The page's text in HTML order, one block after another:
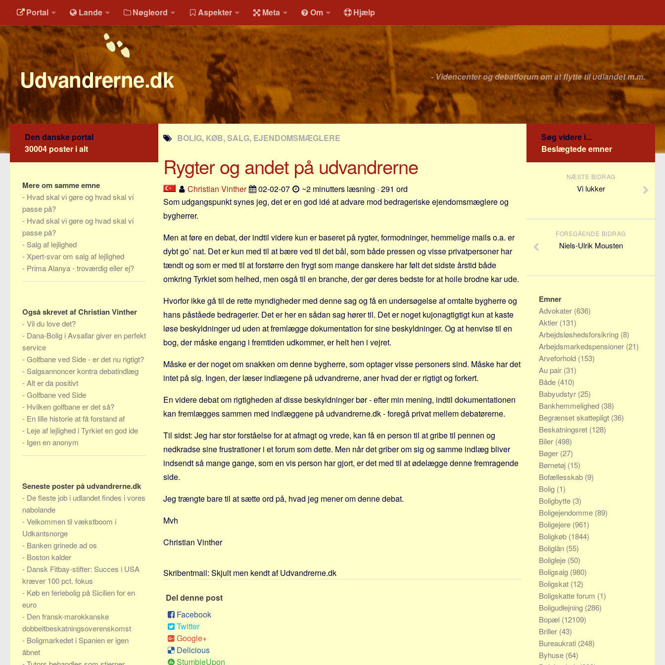
Portal Lande Nøgleord Aspekter Meta Om Hjælp
Udvandrerne.dk - Videncenter og debatforum om at flytte til udlandet m.m.
BOLIG, KØB, SALG, EJENDOMSMÆGLERE
Rygter og andet på udvandrerne
Christian Vinther 02-02-07
~2 minutters læsning · 291 ord
Som udgangspunkt synes jeg, det er en god idé at advare mod bedrageriske ejendomsmæglere og
bygherrer.
Men at føre en debat, der indtil videre kun er baseret på rygter, formodninger, hemmelige mails o.a. er
dybt go’ nat. Det er kun med til at bære ved til det bål, som både pressen og visse privatpersoner har
tændt og som er med til at forstørre den frygt som mange danskere har følt det sidste årstid både
omkring Tyrkiet som helhed, men osgå til en branche, der gør deres bedste for at hoile brodne kar ude.
Hvorfor ikke gå til de rette myndigheder med denne sag og få en undersøgelse af omtalte bygherre og
hans påståede bedragerier. Det er her en sådan sag hører til. Det er noget kujonagtigtigt kun at kaste
løse beskyldninger ud uden at fremlægge dokumentation for sine beskyldninger. Og at henvise til en
bog, der måske engang i fremtiden udkommer, er helt hen i vejret.
Måske er der noget om snakken om denne bygherre, som optager visse personers sind. Måske har det
intet på sig. Ingen, der læser indlægene på udvandrerne, aner hvad der er rigtigt og forkert.
En videre debat om rigtigheden af disse beskyldninger bør - efter min mening, indtil dokumentationen
kan fremlægges sammen med indlæggene på udvandrerne.dk - foregå privat mellem debatørerne.
Til sidst: Jeg har stor forståelse for at afmagt og vrede, kan få en person til at gribe til pennen og
nedkradse sine frustrationer i et forum som dette. Men når det griber om sig og samme indlæg bliver
indsendt så mange gange, som en vis person har gjort, er det med til at ødelægge denne fremragende
side.
Jeg trængte bare til at sætte ord på, hvad jeg mener om denne debat.
Mvh
Christian Vinther
Skribentmail: Skjult men kendt af Udvandrerne.dk
Del denne post
Facebook
Twitter
Google+
Delicious
StumbleUpon
Den danske portal
30004 poster i alt
Mere om samme emne
- Hvad skal vi gøre og hvad skal vi
passe på?
- Hvad skal vi gøre og hvad skal vi
passe på?
- Salg af lejlighed
- Xpert-svar om salg af lejlighed
- Prima Alanya - troværdig eller ej?
Også skrevet af Christian Vinther
-Vil du love det?
- Dana-Bolig i Avsallar giver en perfekt
service
-Golfbane ved Side - er det nu rigtigt?
- Salgsannoncer kontra debatindlæg
-Alt er da positivt
-Golfbane ved Side
- Hvilken golfbane er det så?
- En lille historie at få forstand af
- Leje af lejlighed i Tyrkiet en god ide
- Igen en anonym
Seneste poster på udvandrerne.dk
- De fleste job i udlandet findes i vores
nabolande
-Velkommen til vækstboom i
Udkantsnorge
- Banken grinede ad os
- Boston kalder
- Dansk Fitbay-stifter: Succes i USA
kræver 100 pct. fokus
- Køb en feriebolig på Sicilien for en
euro
- Den fransk-marokkanske
dobbeltbeskatningsoverenskomst
- Boligmarkedet i Spanien er igen
åbnet
Søg videre i...
Beslægtede emner
NÆSTE BIDRAG
Vi lukker
FOREGÅENDE BIDRAG
Niels-Ulrik Mousten
Emner
Advokater (636)
Aktier (131)
Arbejdsløshedsforsikring (8)
Arbejdsmarkedspensioner (21)
Arveforhold (153)
Au pair (31)
Både (410)
Babyudstyr (25)
Bankhemmelighed (38)
Begrænset skattepligt (36)
Beskatningsret (128)
Biler (498)
Bøger (27)
Børnetøj (15)
Bofællesskab (9)
Bolig (1)
Boligbytte (3)
Boligejendomme (89)
Boligejere (961)
Boligkøb (1844)
Boliglån (55)
Boligleje (50)
Boligsalg (980)
Boligskat (12)
Boligskatte forum (1)
Boligudlejning (286)
Bopæl (12109)
Briller (43)
Bureaukrati (248)
Byhuse (64)